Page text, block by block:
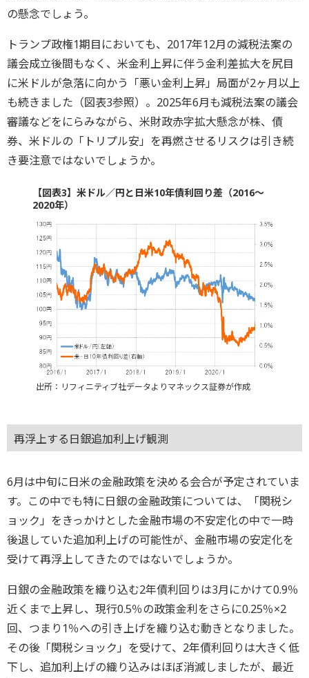
の懸念でしょう。
トランプ政権1期目においても、2017年12月の減税法案の
議会成立後間もなく、米金利上昇に伴う金利差拡大を尻目
に米ドルが急落に向かう「悪い金利上昇」局面が2ヶ月以上
も続きました（図表3参照）。2025年6月も減税法案の議会
審議などをにらみながら、米財政赤字拡大懸念が株、債
券、米ドルの「トリプル安」を再燃させるリスクは引き続
き要注意ではないでしょうか。
【図表3】米ドル／円と日米10年債利回り差（2016～
2020年）
出所：リフィニティブ社データよりマネックス証券が作成
再浮上する日銀追加利上げ観測
6月は中旬に日米の金融政策を決める会合が予定されていま
す。この中でも特に日銀の金融政策については、「関税シ
ョック」をきっかけとした金融市場の不安定化の中で一時
後退していた追加利上げの可能性が、金融市場の安定化を
受けて再浮上してきたのではないでしょうか。
日銀の金融政策を織り込む2年債利回りは3月にかけて0.9％
近くまで上昇し、現行0.5％の政策金利をさらに0.25％×2
回、つまり1％への引き上げを織り込む動きとなりました。
その後「関税ショック」を受けて、2年債利回りは大きく低
下し、追加利上げの織り込みはほぼ消滅しましたが、最近